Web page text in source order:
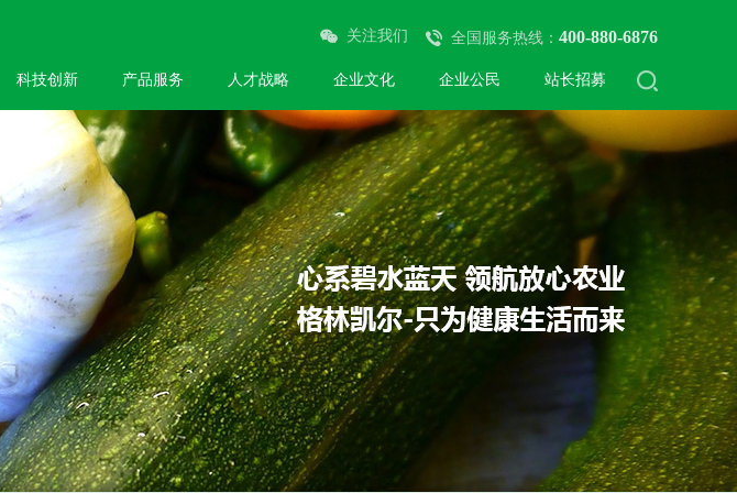
全国服务热线： 400-880-6876
关注我们
科技创新 产品服务 人才战略 企业文化 企业公民 站长招募